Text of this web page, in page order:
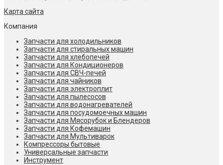
Карта сайта
Компания
Запчасти для холодильников
Запчасти для стиральных машин
Запчасти для хлебопечей
Запчасти для Кондиционеров
Запчасти для СВЧ-печей
Запчасти для чайников
Запчасти для электроплит
Запчасти для пылесосов
Запчасти для водонагревателей
Запчасти для посудомоечных машин
Запчасти для Мясорубок и Блендеров
Запчасти для Кофемашин
Запчасти для Мультиварок
Компрессоры бытовые
Универсальные запчасти
Инструмент